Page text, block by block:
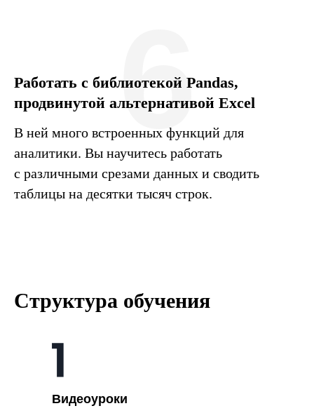
Работать с библиотекой Pandas,
продвинутой альтернативой Excel
В ней много встроенных функций для
аналитики. Вы научитесь работать
с различными срезами данных и сводить
таблицы на десятки тысяч строк.
6
Структура обучения
Видеоуроки